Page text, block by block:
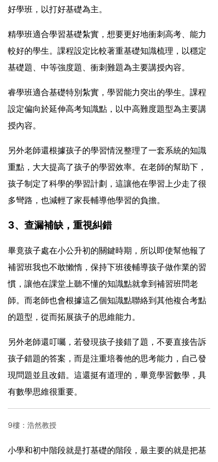
好學班，以打好基礎為主。
精學班適合學習基礎紮實，想要更好地衝刺高考、能力
較好的學生。課程設定比較著重基礎知識梳理，以穩定
基礎題、中等強度題、衝刺難題為主要講授內容。
睿學班適合基礎特別紮實，學習能力突出的學生。課程
設定偏向於延伸高考知識點，以中高難度題型為主要講
授內容。
另外老師還根據孩子的學習情況整理了一套系統的知識
重點，大大提高了孩子的學習效率。在老師的幫助下，
孩子制定了科學的學習計劃，這讓他在學習上少走了很
多彎路，也減輕了家長輔導他學習的負擔。
3、查漏補缺，重視糾錯
畢竟孩子處在小公升初的關鍵時期，所以即使幫他報了
補習班我也不敢懶惰，保持下班後輔導孩子做作業的習
慣，讓他在課堂上聽不懂的知識點就拿到補習班問老
師。而老師也會根據這乙個知識點聯絡到其他複合考點
的題型，從而拓展孩子的思維能力。
另外老師還叮囑，若發現孩子接錯了題，不要直接告訴
孩子錯題的答案，而是注重培養他的思考能力，自己發
現問題並且改錯。這還挺有道理的，畢竟學習數學，具
有數學思維很重要。
9樓：浩然教授
小學和初中階段就是打基礎的階段，最主要的就是把基